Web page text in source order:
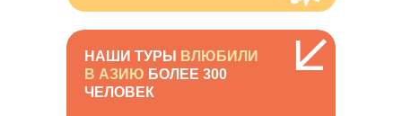
НАШИ ТУРЫ
ВЛЮБИЛИ
В АЗИЮ БОЛЕЕ 300
ЧЕЛОВЕК